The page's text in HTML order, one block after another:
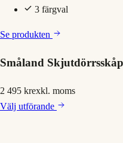
3 färgval
Se produkten
Småland
2 495 krexkl. moms
Välj utförande